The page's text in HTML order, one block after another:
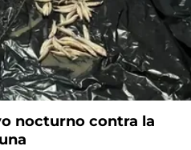
nocturno contra la